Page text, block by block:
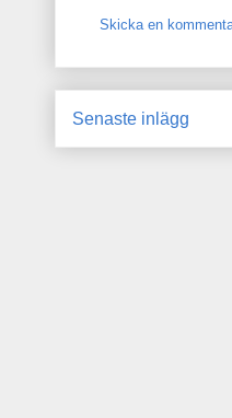
Skicka en
Senaste inlägg